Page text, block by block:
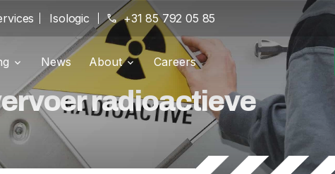
Isologic phone +31 85 792 05 85
portal
News
About
Branches
verified Certifications
Careers
radioactieve